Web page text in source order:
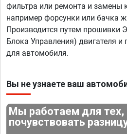
фильтра или ремонта и замены
например форсунки или бачка
Производится путем прошивки
Блока Управления) двигателя и
для автомобиля.
Вы не узнаете ваш
Мы работаем для
почувствовать